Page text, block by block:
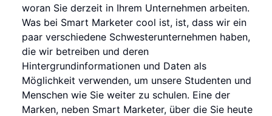
woran Sie derzeit in Ihrem Unternehmen arbeiten.
Was bei Smart Marketer cool ist, ist, dass wir ein
paar verschiedene Schwesterunternehmen haben,
die wir betreiben und deren
Hintergrundinformationen und Daten als
Möglichkeit verwenden, um unsere Studenten und
Menschen wie Sie weiter zu schulen. Eine der
Marken, neben Smart Marketer, über die Sie heute